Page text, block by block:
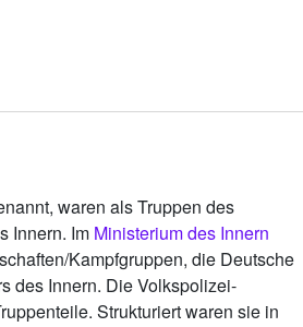
waren als Truppen des
Innern. Im Ministerium des Innern
Kampfgruppen, die Deutsche
des Innern. Die Volkspolizei-
Strukturiert waren sie in